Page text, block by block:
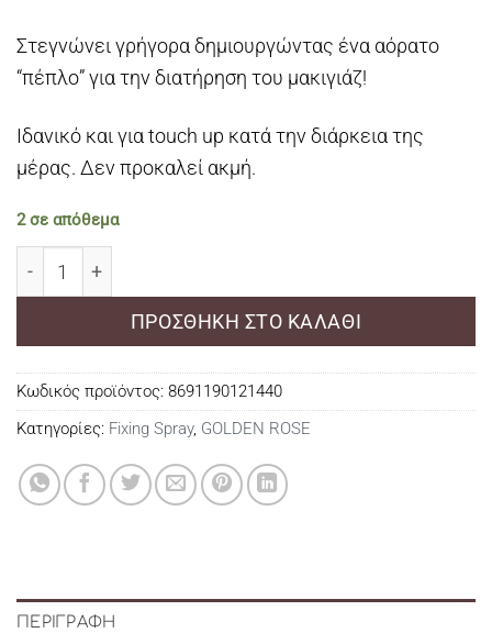
Στεγνώνει γρήγορα δημιουργώντας ένα αόρατο
“πέπλο” για την διατήρηση του μακιγιάζ!
Ιδανικό και για touch up κατά την διάρκεια της
μέρας. Δεν προκαλεί ακμή.
2 σε απόθεμα
ΠΡΟΣΘΉΚΗ ΣΤΟ ΚΑΛΆΘΙ
Κωδικός προϊόντος: 8691190121440
Κατηγορίες: Fixing Spray, GOLDEN ROSE
ΠΕΡΙΓΡΑΦΉ